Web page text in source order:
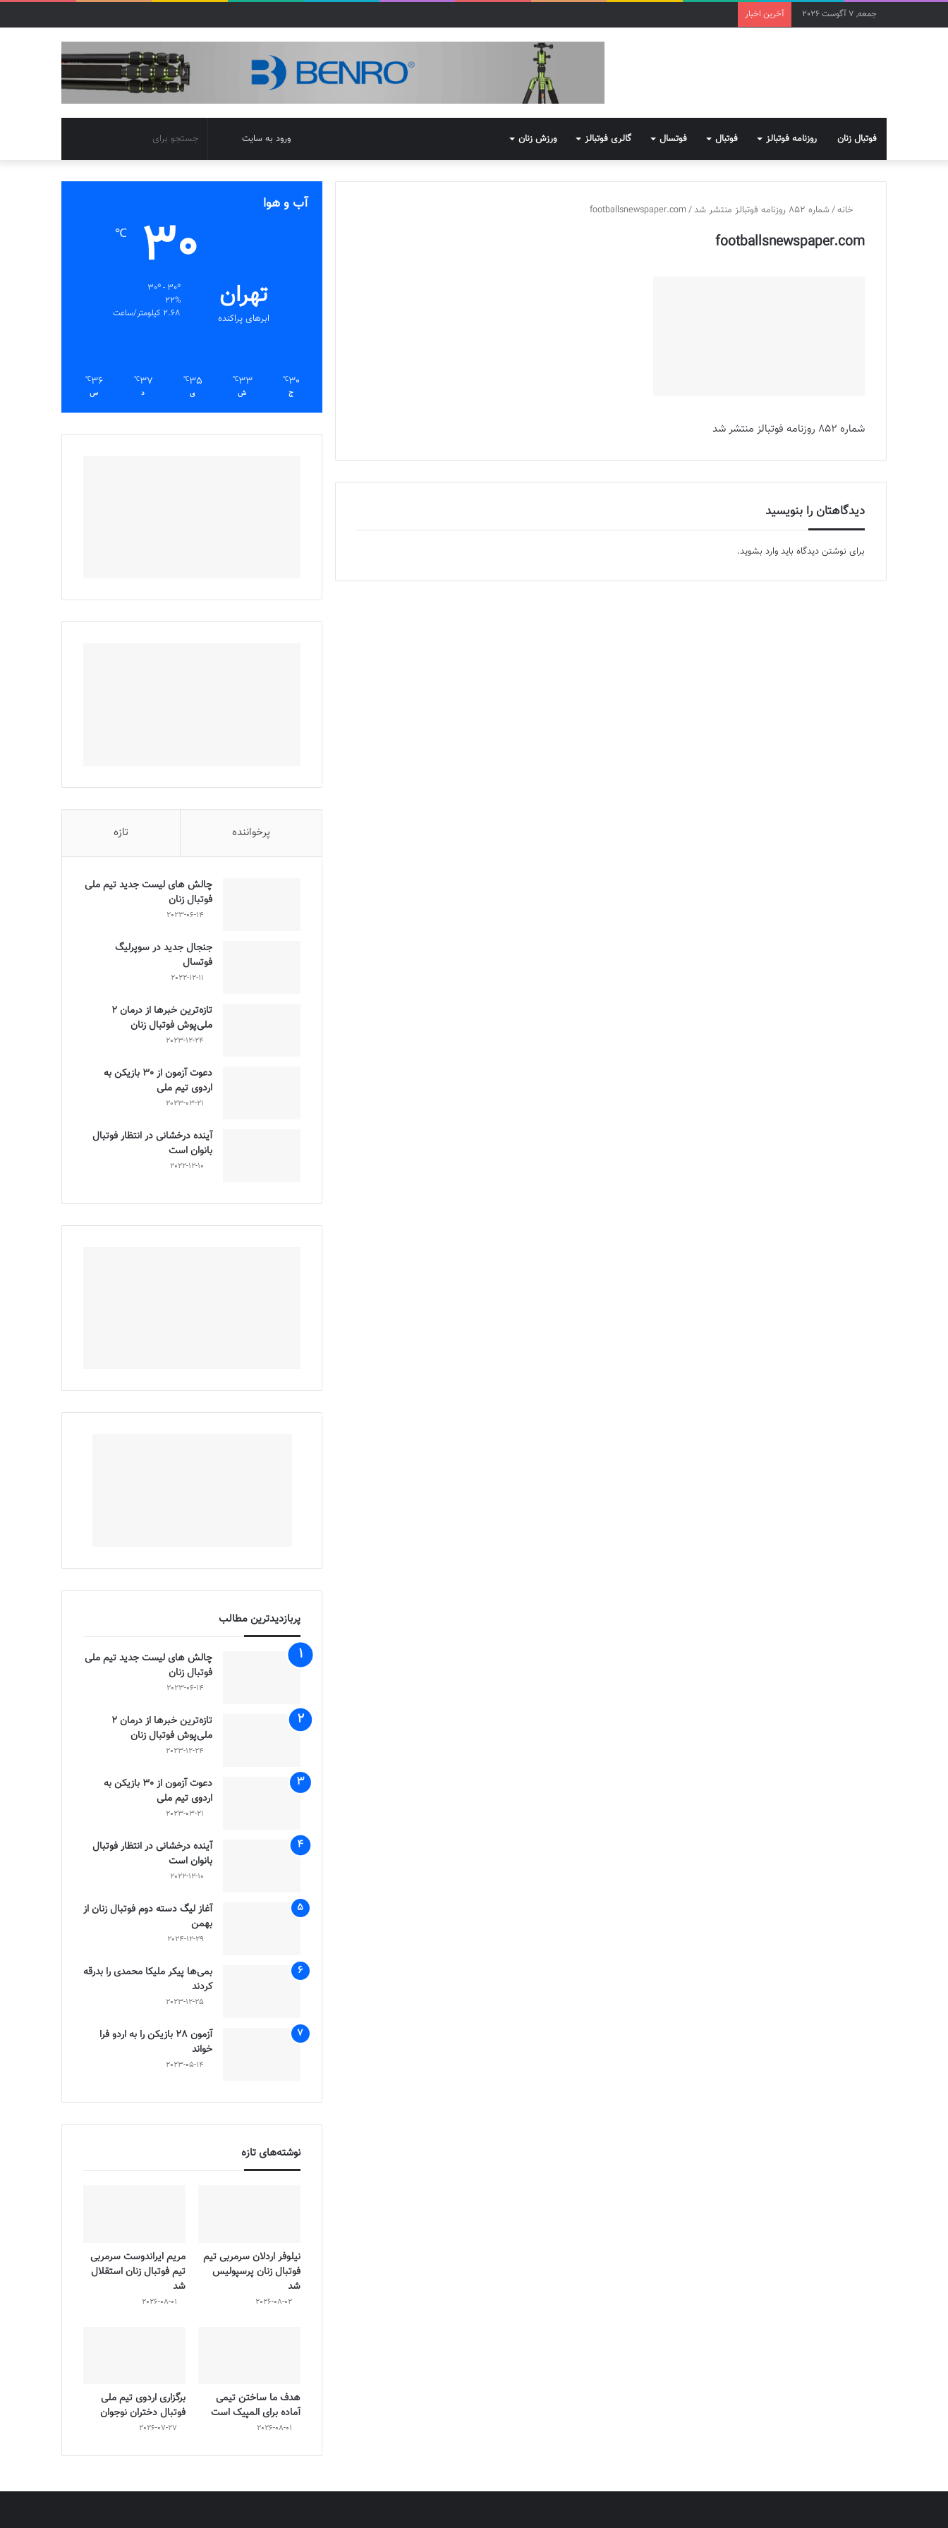
جمعه, 7 آگوست 2026 آخرین اخبار
فوتبال زنان روزنامه فوتبالز فوتبال فوتسال گالری فوتبالز ورزش زنان
برای
تغییر
پوسته
ورود به سایت
خانه/شماره 852 روزنامه فوتبالز منتشر شد /
footballsnewspaper.com
footballsnewspaper.com
شماره 852 روزنامه فوتبالز منتشر شد
دیدگاهتان را بنویسید
برای نوشتن دیدگاه باید وارد بشوید.
آب و هوا
تهران
ابرهای پراکنده
30
℃
22%
2.68 کیلومتر/ساعت
30
℃
ج
33
℃
ش
35
℃
ی
37
℃
د
36
℃
س
پرخواننده تازه
چالش هاى ليست جدید تيم ملى
فوتبال زنان
2023-06-14
جنجال جدید در سوپرلیگ
فوتسال
2022-12-11
تازه‌ترین خبرها از درمان ۲
ملی‌پوش فوتبال زنان
2023-12-24
دعوت آزمون از 30 بازیکن به
اردوی تیم ملی
2023-03-21
آینده درخشانی در انتظار فوتبال
بانوان است
2022-12-10
پربازدیدترین مطالب
چالش هاى ليست جدید تيم ملى
فوتبال زنان
2023-06-14
تازه‌ترین خبرها از درمان ۲
ملی‌پوش فوتبال زنان
2023-12-24
دعوت آزمون از 30 بازیکن به
اردوی تیم ملی
2023-03-21
آینده درخشانی در انتظار فوتبال
بانوان است
2022-12-10
آغاز لیگ دسته دوم فوتبال زنان از
بهمن
2024-12-29
بمی‌ها پیکر ملیکا محمدی را بدرقه
کردند
2023-12-25
آزمون 28 بازیکن را به اردو فرا
خواند
2023-05-14
نوشته‌های تازه
نیلوفر اردلان سرمربی تیم
فوتبال زنان پرسپولیس
شد
2026-08-02
مریم ایراندوست سرمربی
تیم فوتبال زنان استقلال
شد
2026-08-01
هدف ما ساختن تیمی
آماده برای المپیک است
2026-08-01
برگزاری اردوی تیم ملی
فوتبال دختران نوجوان
2026-07-27